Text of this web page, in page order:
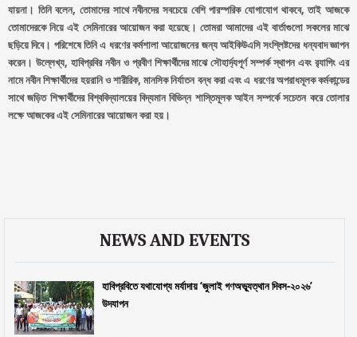
যায়না। তিনি বলেন, তোমাদের সাথে নবীনদের সবচেয়ে বেশি পারস্পরিক যোগাযোগ থাকবে, তাই আজকে
তোমাদেরকে নিয়ে এই সেমিনারের আয়োজন করা হয়েছে। তোমরা আমাদের এই বার্তাগুলো সকলের মাঝে
ছড়িয়ে দিবে। পরিশেষে তিনি এ ধরণের কর্মশালা আয়োজনের জন্য আইকিউএসি সংশ্লিষ্টদের ধন্যবাদ জ্ঞাপন
করেন। উল্লেখ্য, হাবিপ্রবির নবীন ও প্রবীণ শিক্ষার্থীদের মাঝে সৌহার্দ্যপূর্ণ সম্পর্ক স্থাপন এবং র‌্যাগিং এর
নামে নবীন শিক্ষার্থীদের হয়রানি ও শারীরিক, মানসিক নির্যাতন বন্ধ করা এবং এ ধরণের অপরাধমূলক কর্মকান্ডের
সাথে জড়িত শিক্ষার্থীদের বিশ্ববিদ্যালয়ের বিদ্যমান বিভিন্ন শাস্তিমূলক আইন সম্পর্কে সচেতন করে তোলার
লক্ষে আজকের এই সেমিনারের আয়োজন করা হয়।
NEWS AND EVENTS
হাবিপ্রবিতে যথাযোগ্য মর্যাদায় ‘জুলাই গণঅভ্যূত্থান দিবস-২০২৬’
উদযাপন